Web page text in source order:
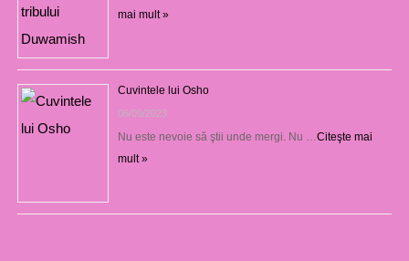
mai mult »
Cuvintele lui Osho
06/09/2023
Nu este nevoie să ştii unde mergi. Nu … Citeşte mai
mult »